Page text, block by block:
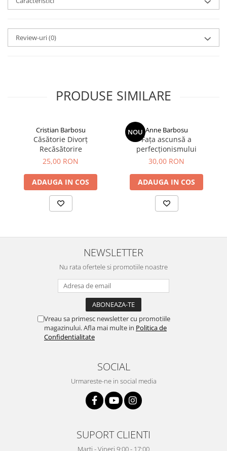
Review-uri(0)
PRODUSE SIMILARE
Cristian Barbosu
Căsătorie Divorț
Recăsătorire
25,00 RON
ADAUGA IN COS
NOU Anne Barbosu
Fața ascunsă a
perfecționismului
30,00 RON
ADAUGA IN COS
NEWSLETTER
Nu rata ofertele si promotiile noastre
Vreau sa primesc newsletter cu promotiile
magazinului. Afla mai multe in Politica de
Confidentialitate
SOCIAL
Urmareste-ne in social media
SUPORT CLIENTI
Marți - Vineri 9:00 - 17:00